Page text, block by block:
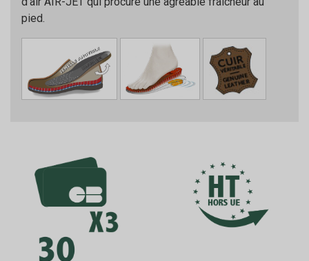
pied.